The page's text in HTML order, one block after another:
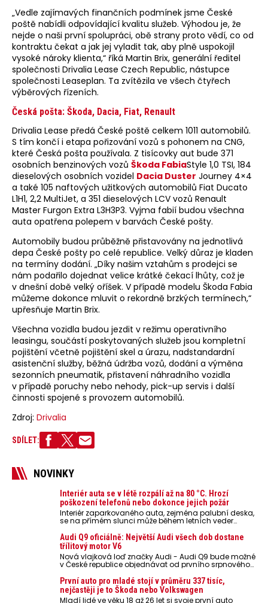
„Vedle zajímavých finančních podmínek jsme České
poště nabídli odpovídající kvalitu služeb. Výhodou je, že
nejde o naši první spolupráci, obě strany proto vědí, co od
kontraktu čekat a jak jej vyladit tak, aby plně uspokojil
vysoké nároky klienta,“ říká Martin Brix, generální ředitel
společnosti Drivalia Lease Czech Republic, nástupce
společnosti Leaseplan. Ta zvítězila ve všech čtyřech
výběrových řízeních.
Česká pošta: Škoda, Dacia, Fiat, Renault
Drivalia Lease předá České poště celkem 1011 automobilů.
S tím končí i etapa pořizování vozů s pohonem na CNG,
které Česká pošta používala. Z tisícovky aut bude 371
osobních benzinových vozů Škoda FabiaStyle 1,0 TSI, 184
dieselových osobních vozidel Dacia Duster Journey 4×4
a také 105 naftových užitkových automobilů Fiat Ducato
L1H1, 2,2 MultiJet, a 351 dieselových LCV vozů Renault
Master Furgon Extra L3H3P3. Vyjma fabií budou všechna
auta opatřena polepem v barvách České pošty.
Automobily budou průběžně přistavovány na jednotlivá
depa České pošty po celé republice. Velký důraz je kladen
na termíny dodání. „Díky našim vztahům s prodejci se
nám podařilo dojednat velice krátké čekací lhůty, což je
v dnešní době velký oříšek. V případě modelu Škoda Fabia
můžeme dokonce mluvit o rekordně brzkých termínech,“
upřesňuje Martin Brix.
Všechna vozidla budou jezdit v režimu operativního
leasingu, součástí poskytovaných služeb jsou kompletní
pojištění včetně pojištění skel a úrazu, nadstandardní
asistenční služby, běžná údržba vozů, dodání a výměna
sezonních pneumatik, přistavení náhradního vozidla
v případě poruchy nebo nehody, pick-up servis i další
činnosti spojené s provozem automobilů.
Zdroj: Drivalia
SDÍLET:
NOVINKY
Interiér auta se v létě rozpálí až na 80 °C. Hrozí
poškození telefonů nebo dokonce jejich požár
Interiér zaparkovaného auta, zejména palubní deska,
se na přímém slunci může během letních veder
nebezpečí pro odložené mobilní telefony, powerbanky
nebo notebooky. Můžou urychlit stárnutí baterií,
poškodit elektroniku a ve výjimečných případech i
zvýšit riziko požáru.
Audi Q9 oficiálně: Největší Audi všech dob dostane
třílitový motor V6
Nová vlajková loď značky Audi - Audi Q9 bude možné
v České republice objednávat od prvního srpnového
První auto pro mladé stojí v průměru 337 tisíc,
nejčastěji je to Škoda nebo Volkswagen
Mladí lidé ve věku 18 až 26 let si svoje první auto